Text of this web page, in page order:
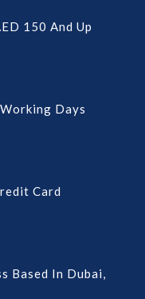
150 And Up
Days
Card
Based In Dubai,